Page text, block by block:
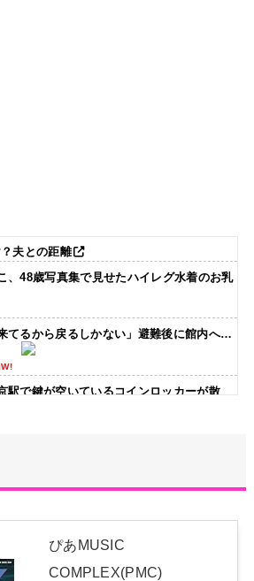
夫との距離
、48歳写真集で見せたハイレグ水着のお乳
てるから戻るしかない」避難後に館内へ…
駅で鍵が空いているコインロッカーが散
NEW!
に負けない“浴衣姿”！透明感がヤバい「と
ぴあMUSIC
COMPLEX(PMC)